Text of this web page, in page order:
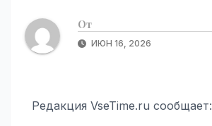
От
ИЮН 16, 2026
Редакция VseTime.ru сообщает: